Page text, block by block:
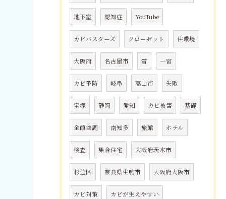
地下室 認知症 YouTube
カビバスターズ クローゼット 住環境
大阪府 名古屋市 雪 一宮
カビ予防 岐阜 高山市 失敗
宝塚 静岡 愛知 カビ被害 基礎
全館空調 南知多 旅館 ホテル
検査 集合住宅 大阪府茨木市
杉並区 奈良県生駒市 大阪府大阪市
カビ対策 カビが生えやすい